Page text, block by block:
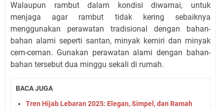
Walaupun rambut dalam kondisi diwarnai, untuk
menjaga agar rambut tidak kering sebaiknya
menggunakan perawatan tradisional dengan bahan-
bahan alami seperti santan, minyak kemiri dan minyak
cem-ceman. Gunakan perawatan alami dengan bahan-
bahan tersebut dua minggu sekali di rumah.
BACA JUGA
Tren Hijab Lebaran 2025: Elegan, Simpel, dan Ramah